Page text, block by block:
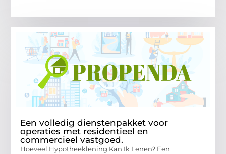
Een volledig dienstenpakket voor
operaties met residentieel en
commercieel vastgoed.
Hoeveel Hypotheeklening Kan Ik Lenen? Een